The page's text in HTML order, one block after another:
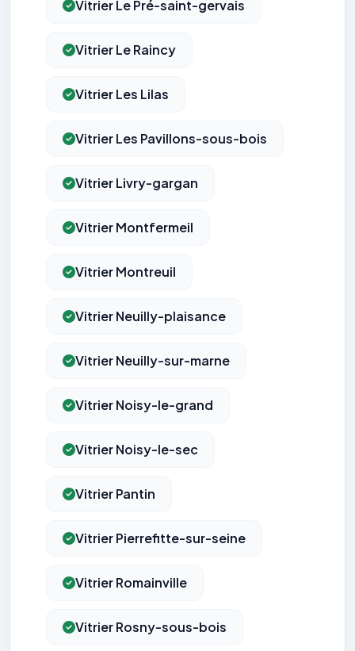
Vitrier Le Pré-saint-gervais
Vitrier Le Raincy
Vitrier Les Lilas
Vitrier Les Pavillons-sous-bois
Vitrier Livry-gargan
Vitrier Montfermeil
Vitrier Montreuil
Vitrier Neuilly-plaisance
Vitrier Neuilly-sur-marne
Vitrier Noisy-le-grand
Vitrier Noisy-le-sec
Vitrier Pantin
Vitrier Pierrefitte-sur-seine
Vitrier Romainville
Vitrier Rosny-sous-bois